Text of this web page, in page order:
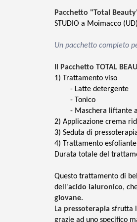
Pacchetto "Total
STUDIO a Moimacco
Un pacchetto completo
Il Pacchetto TOTAL
1) Trattamento viso
- Latte detergente
- Tonico
- Maschera liftante
2) Applicazione crema
3) Seduta di
4) Trattamento
Durata totale del
Questo trattamento di
dell'acido ialuronico,
giovane.
La pressoterapia sfrutta
grazie ad uno specifico